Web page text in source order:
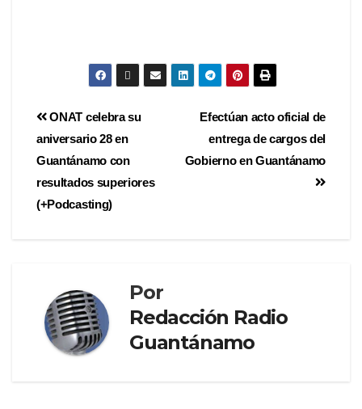
Efectúan acto oficial de
entrega de cargos del
Gobierno en Guantánamo
ONAT celebra su
aniversario 28 en
Guantánamo con
resultados superiores
(+Podcasting)
Por
Redacción Radio
Guantánamo